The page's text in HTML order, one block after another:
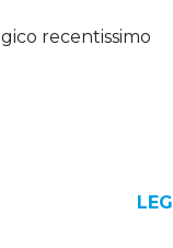
recentissimo